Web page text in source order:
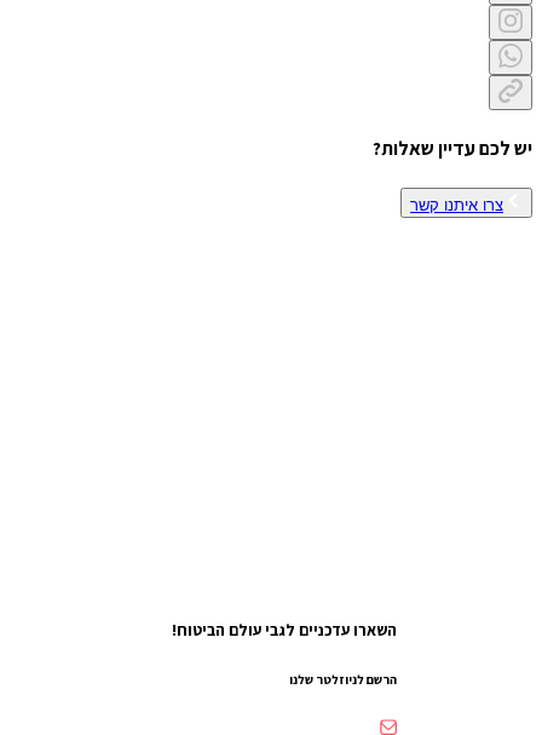
יש לכם עדיין שאלות?
צרו איתנו קשר
השארו עדכניים לגבי עולם הביטוח!
הרשם לניוזלטר שלנו